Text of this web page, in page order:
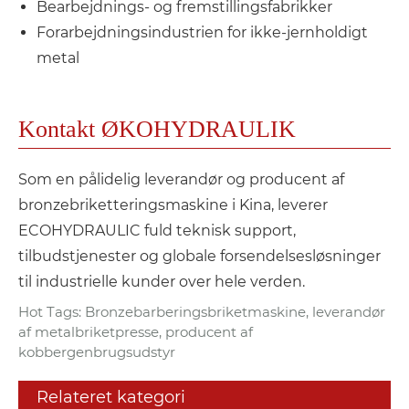
Bearbejdnings- og fremstillingsfabrikker
Forarbejdningsindustrien for ikke-jernholdigt
metal
Kontakt ØKOHYDRAULIK
Som en pålidelig leverandør og producent af
bronzebriketteringsmaskine i Kina, leverer
ECOHYDRAULIC fuld teknisk support,
tilbudstjenester og globale forsendelsesløsninger
til industrielle kunder over hele verden.
Hot Tags: Bronzebarberingsbriketmaskine, leverandør
af metalbriketpresse, producent af
kobbergenbrugsudstyr
Relateret kategori